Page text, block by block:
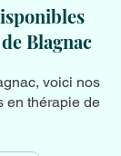
Blagnac
voici nos
en thérapie de